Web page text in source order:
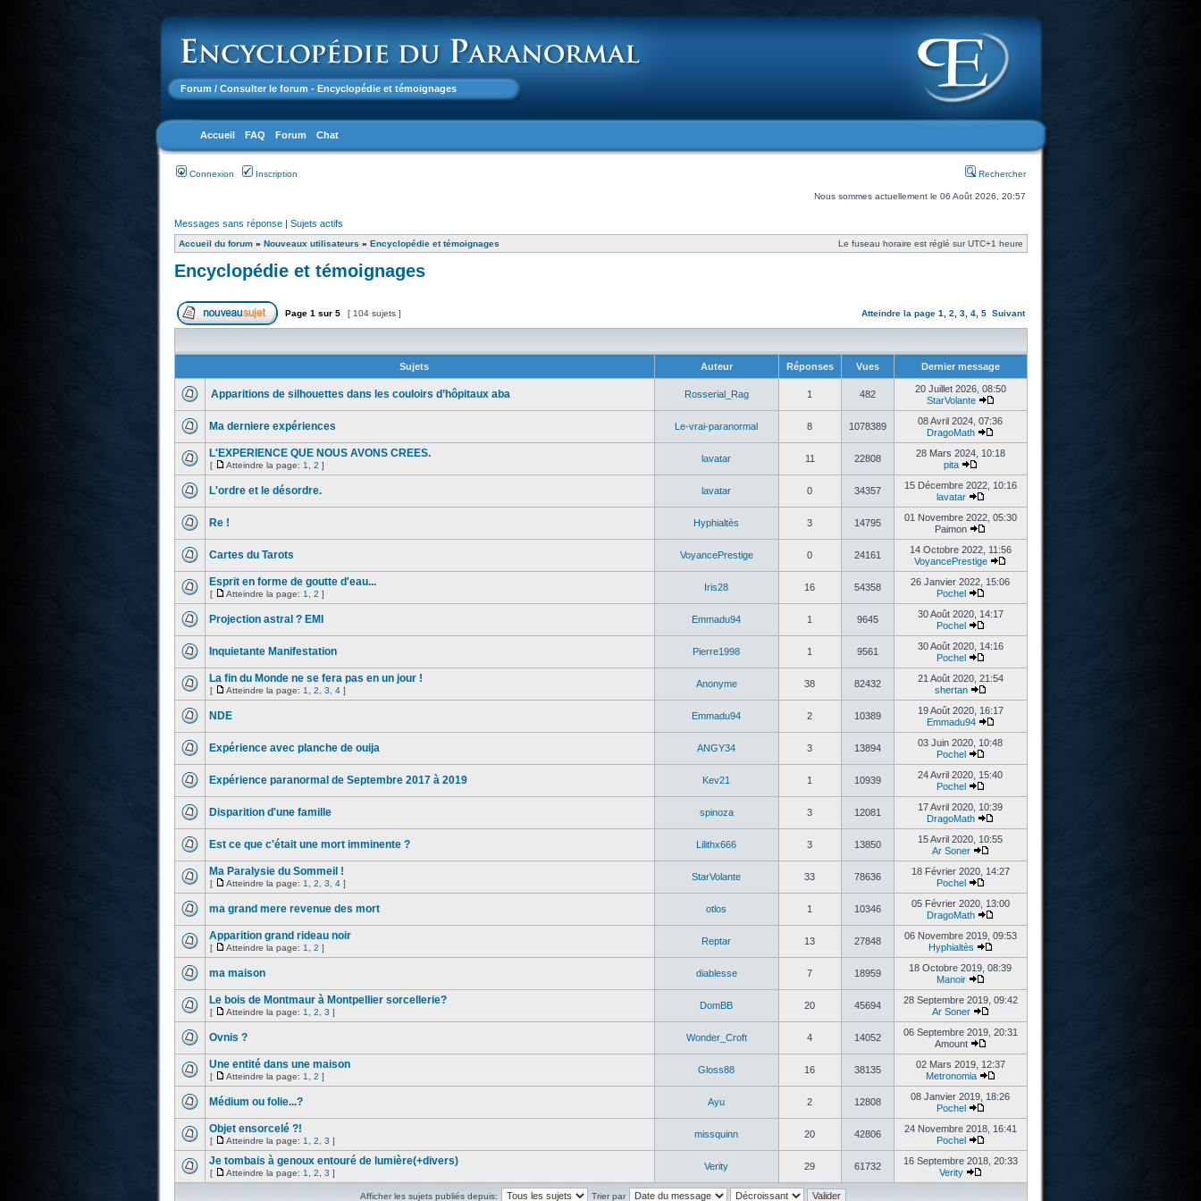
Forum / Consulter le forum - Encyclopédie et témoignages
Accueil FAQ Forum Chat
Connexion Inscription Rechercher
Nous sommes actuellement le 06 Août 2026, 20:57
Messages sans réponse| Sujets actifs
Accueil du forum» Nouveaux utilisateurs » Encyclopédie et témoignages Le fuseau horaire est réglé sur UTC+1 heure
Encyclopédie et témoignages
Page 1 sur 5 [ 104 sujets ] Atteindre la page 1 2 3, 4, 5 Suivant
Sujets Auteur Réponses Vues Dernier message
Apparitions de silhouettes dans les couloirs d’hôpitaux aba Rosserial_Rag 1 482
20 Juillet 2026, 08:50
StarVolante
Ma derniere expériences Le-vrai-paranormal 8 1078389
08 Avril 2024, 07:36
DragoMath
L'EXPERIENCE QUE NOUS AVONS CREES.
[ Atteindre la page: 1 2 ]
lavatar 11 22808
28 Mars 2024, 10:18
pita
L'ordre et le désordre. lavatar 0 34357
15 Décembre 2022, 10:16
lavatar
Re ! Hyphialtès 3 14795
01 Novembre 2022, 05:30
Paimon
Cartes du Tarots VoyancePrestige 0 24161
14 Octobre 2022, 11:56
VoyancePrestige
Esprit en forme de goutte d'eau...
[ Atteindre la page: 1 2 ]
Iris28 16 54358
26 Janvier 2022, 15:06
Pochel
Projection astral ? EMI Emmadu94 1 9645
30 Août 2020, 14:17
Pochel
Inquietante Manifestation Pierre1998 1 9561
30 Août 2020, 14:16
Pochel
La fin du Monde ne se fera pas en un jour !
[ Atteindre la page: 1 2 3 4]
Anonyme 38 82432
21 Août 2020, 21:54
shertan
NDE Emmadu94 2 10389
19 Août 2020, 16:17
Emmadu94
Expérience avec planche de ouija ANGY34 3 13894
03 Juin 2020, 10:48
Pochel
Expérience paranormal de Septembre 2017 à 2019 Kev21 1 10939
24 Avril 2020, 15:40
Pochel
Disparition d'une famille spinoza 3 12081
17 Avril 2020, 10:39
DragoMath
Est ce que c'était une mort imminente ? Lilithx666 3 13850
15 Avril 2020, 10:55
Ar Soner
Ma Paralysie du Sommeil !
[ Atteindre la page: 1 2 3 4]
StarVolante 33 78636
18 Février 2020, 14:27
Pochel
ma grand mere revenue des mort otlos 1 10346
05 Février 2020, 13:00
DragoMath
Apparition grand rideau noir
[ Atteindre la page: 1 2 ]
Reptar 13 27848
06 Novembre 2019, 09:53
Hyphialtès
ma maison diablesse 7 18959
18 Octobre 2019, 08:39
Manoir
Le bois de Montmaur à Montpellier sorcellerie?
[ Atteindre la page: 1 2 3 ]
DomBB 20 45694
28 Septembre 2019, 09:42
Ar Soner
Ovnis ? Wonder_Croft 4 14052
06 Septembre 2019, 20:31
Amount
Une entité dans une maison
[ Atteindre la page: 1 2 ]
Gloss88 16 38135
02 Mars 2019, 12:37
Metronomia
Médium ou folie...? Ayu 2 12808
08 Janvier 2019, 18:26
Pochel
Objet ensorcelé ?!
[ Atteindre la page: 1 2 3 ]
missquinn 20 42806
24 Novembre 2018, 16:41
Pochel
Je tombais à genoux entouré de lumière(+divers)
[ Atteindre la page: 1 2 3 ]
Verity 29 61732
16 Septembre 2018, 20:33
Verity
Afficher les sujets publiés depuis: Trier par